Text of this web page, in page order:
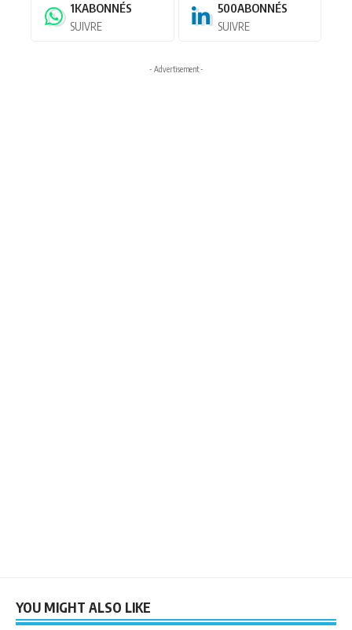
1KABONNÉS
SUIVRE
500ABONNÉS
SUIVRE
- Advertisement -
YOU MIGHT ALSO LIKE